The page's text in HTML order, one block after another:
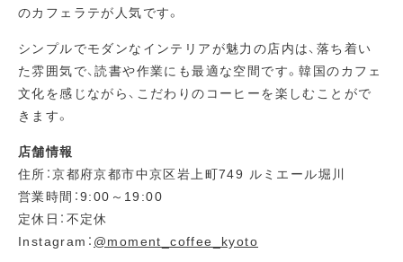
のカフェラテが人気です。
シンプルでモダンなインテリアが魅力の店内は、落ち着い
た雰囲気で、読書や作業にも最適な空間です。韓国のカフェ
文化を感じながら、こだわりのコーヒーを楽しむことがで
きます。
店舗情報
住所：京都府京都市中京区岩上町749 ルミエール堀川
営業時間：9:00～19:00
定休日：不定休
Instagram： @moment_coffee_kyoto